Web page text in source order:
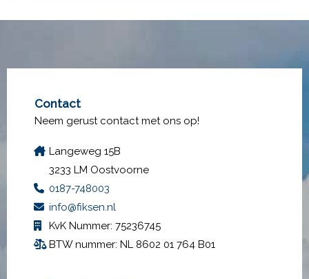
Contact
Neem gerust contact met ons op!
Langeweg 15B
3233 LM Oostvoorne
0187-748003
info@fiksen.nl
KvK Nummer: 75236745
BTW nummer: NL 8602 01 764 B01